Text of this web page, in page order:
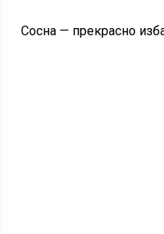
Сосна — прекрасно